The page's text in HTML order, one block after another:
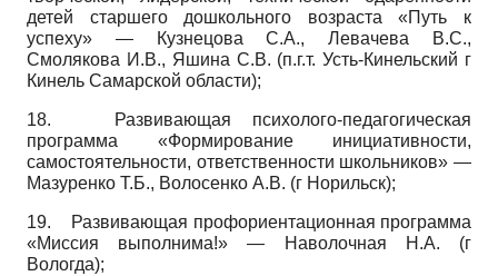
детей старшего дошкольного возраста «Путь к
успеху» — Кузнецова С.А., Левачева В.С.,
Смолякова И.В., Яшина С.В. (п.г.т. Усть-Кинельский г
Кинель Самарской области);
18.
Развивающая психолого-педагогическая
программа «Формирование инициативности,
самостоятельности, ответственности школьников» —
Мазуренко Т.Б., Волосенко А.В. (г Норильск);
19.
Развивающая профориентационная программа
«Миссия выполнима!» — Наволочная Н.А. (г
Вологда);